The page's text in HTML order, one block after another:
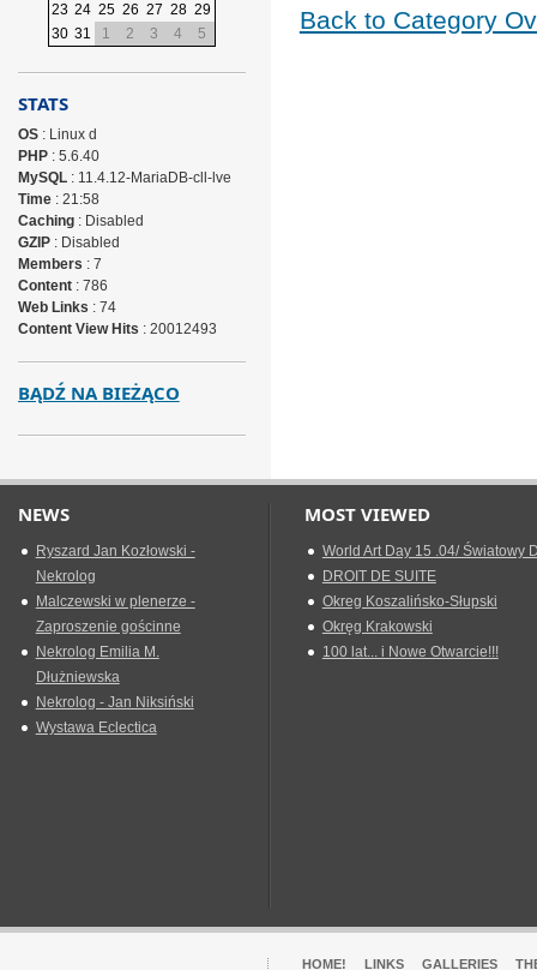
Back to Category
23 24 25 26 27 28 29
30 31 1 2 3 4 5
STATS
OS: Linux d
PHP: 5.6.40
MySQL: 11.4.12-MariaDB-cll-lve
Time: 21:58
Caching: Disabled
GZIP: Disabled
Members : 7
Content: 786
Web Links : 74
Content View Hits : 20012493
BĄDŹ NA BIEŻĄCO
NEWS
Ryszard Jan Kozłowski -
Nekrolog
Malczewski w plenerze -
Zaproszenie gościnne
Nekrolog Emilia M.
Dłużniewska
Nekrolog - Jan Niksiński
Wystawa Eclectica
MOST VIEWED
World Art Day 15 .04/ Światowy
DROIT DE SUITE
Okreg Koszalińsko-Słupski
Okręg Krakowski
100 lat... i Nowe Otwarcie!!!
HOME! LINKS GALLERIES